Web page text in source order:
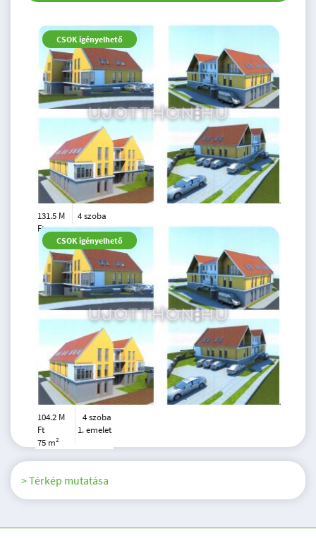
CSOK igényelhető
131.5 M
Ft
84 m
2
4 szoba
tetőtér
CSOK igényelhető
104.2 M
Ft
75 m2
4 szoba
1. emelet
> Térkép mutatása